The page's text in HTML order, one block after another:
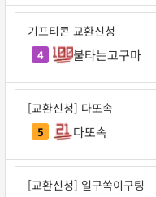
기프티콘 교환신청
4 불타는고구마
[교환신청] 다또속
5 다또속
[교환신청] 일구쏙이구팅